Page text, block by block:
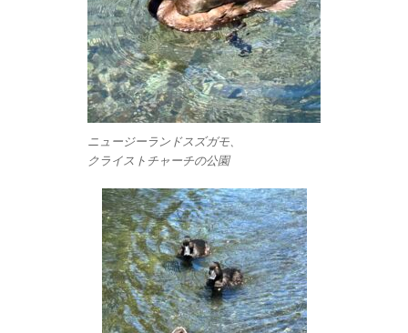
ニュージーランドスズガモ、
クライストチャーチの公園